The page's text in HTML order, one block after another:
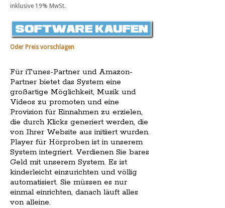
inklusive 19% MwSt.
Oder Preis vorschlagen
Für iTunes-Partner und Amazon-
Partner bietet das System eine
großartige Möglichkeit, Musik und
Videos zu promoten und eine
Provision für Einnahmen zu erzielen,
die durch Klicks generiert werden, die
von Ihrer Website aus initiiert wurden.
Player für Hörproben ist in unserem
System integriert. Verdienen Sie bares
Geld mit unserem System. Es ist
kinderleicht einzurichten und völlig
automatisiert. Sie müssen es nur
einmal einrichten, danach läuft alles
von alleine.